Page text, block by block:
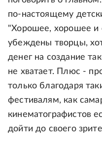
по-настоящему
"Хорошее, хорошее и
убеждены творцы,
денег на создание
не хватает. Плюс -
только благодаря
фестивалям, как
кинематографистов
дойти до своего